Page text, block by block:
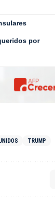
por
TRUMP